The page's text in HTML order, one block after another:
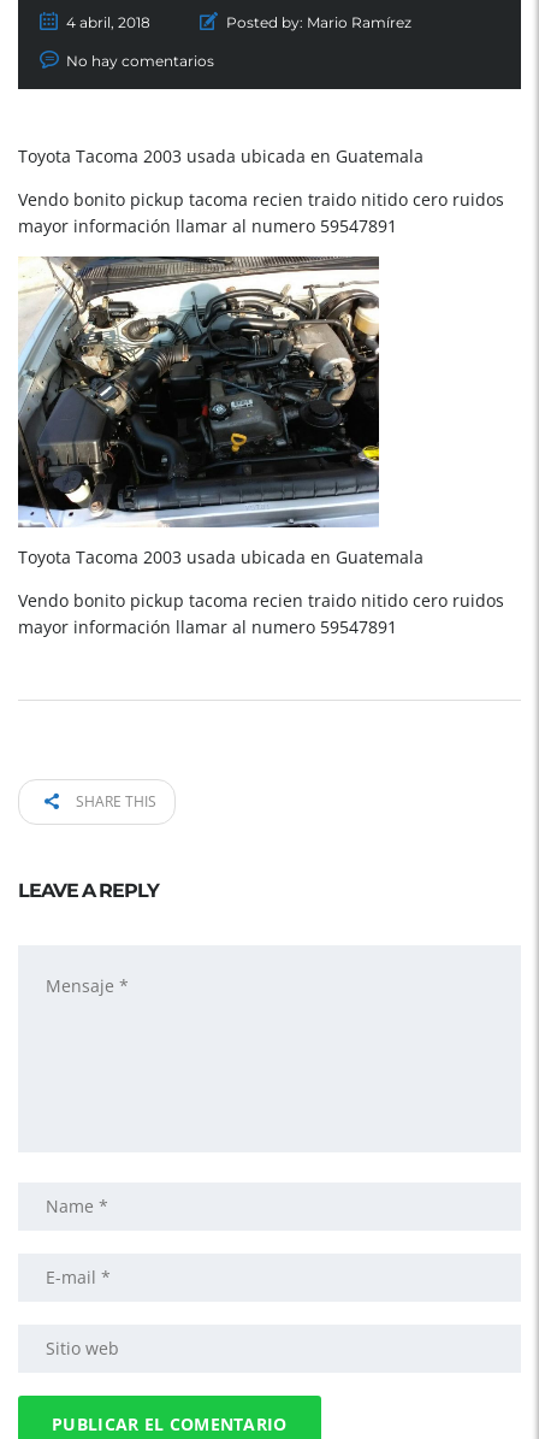
4 abril, 2018 Posted by: Mario Ramírez
No hay comentarios
Toyota Tacoma 2003 usada ubicada en Guatemala
Vendo bonito pickup tacoma recien traido nitido cero ruidos
mayor información llamar al numero 59547891
Toyota Tacoma 2003 usada ubicada en Guatemala
Vendo bonito pickup tacoma recien traido nitido cero ruidos
mayor información llamar al numero 59547891
SHARE THIS
LEAVE A REPLY